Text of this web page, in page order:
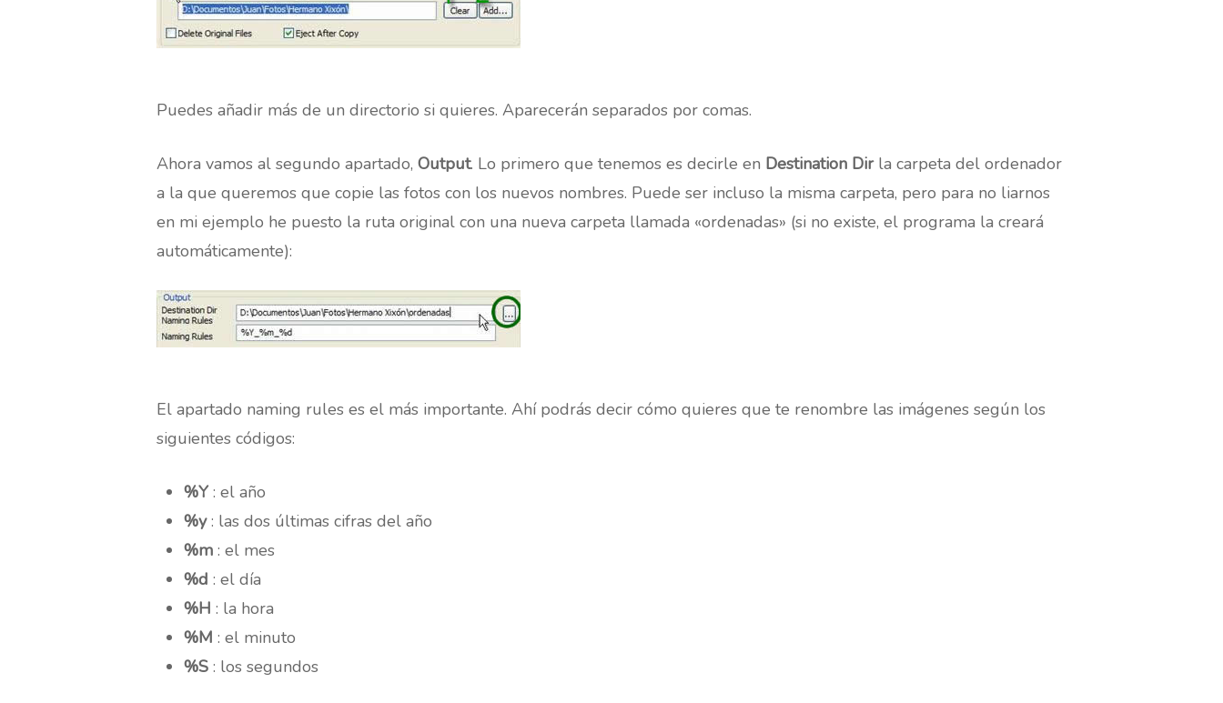
Puedes añadir más de un directorio si quieres. Aparecerán separados por comas.
Ahora vamos al segundo apartado, Output. Lo primero que tenemos es decirle en Destination Dirla carpeta del ordenador
a la que queremos que copie las fotos con los nuevos nombres. Puede ser incluso la misma carpeta, pero para no liarnos
en mi ejemplo he puesto la ruta original con una nueva carpeta llamada «ordenadas» (si no existe, el programa la creará
automáticamente):
El apartado naming rules es el más importante. Ahí podrás decir cómo quieres que te renombre las imágenes según los
siguientes códigos:
%Y : el año
%y: las dos últimas cifras del año
%m : el mes
%d : el día
%H : la hora
%M : el minuto
%S : los segundos